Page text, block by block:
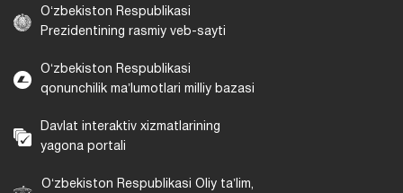
Oʻzbekiston Respublikasi
Prezidentining rasmiy veb-sayti
Oʻzbekiston Respublikasi
qonunchilik maʼlumotlari milliy bazasi
Davlat interaktiv xizmatlarining
yagona portali
Oʻzbekiston Respublikasi Oliy taʼlim,